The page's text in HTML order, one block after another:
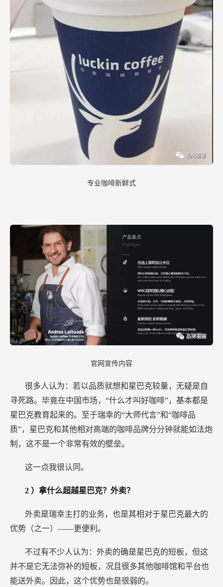
专业咖啡新鲜式
官网宣传内容
很多人认为：若以品质就想和星巴克较量，无疑是自
寻死路。毕竟在中国市场，“什么才叫好咖啡”，基本都是
星巴克教育起来的。至于瑞幸的“大师代言”和“咖啡品
质”，星巴克和其他相对高端的咖啡品牌分分钟就能如法炮
制，这不是一个非常有效的壁垒。
这一点我很认同。
2 ）拿什么超越星巴克？外卖？
外卖是瑞幸主打的业务，也是其相对于星巴克最大的
优势（之一）——更便利。
不过有不少人认为：外卖的确是星巴克的短板，但这
并不是它无法弥补的短板，况且很多其他咖啡馆和平台也
能送外卖。因此，这个优势也是很弱的。